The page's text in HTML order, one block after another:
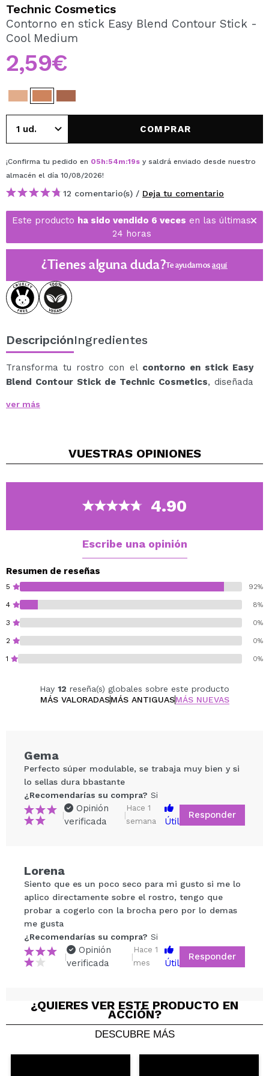
Al crear una cuenta en Maquillalia.com podrás realizar
tus compras rápidamente, revisar el estado de tus
Technic Cosmetics
Contorno en stick Easy Blend Contour Stick -
Cool Medium
2,59€
COMPRAR
¡Confirma tu pedido en 05h:54m:19s y saldrá enviado desde nuestro
almacén el día 10/08/2026!
12 comentario(s) / Deja tu comentario
Este producto ha sido vendido 6 veces en las últimas
24 horas
¿Tienes alguna duda?Te ayudamosaquí
DescripciónIngredientes
Transforma tu rostro con el contorno en stick Easy
Blend Contour Stick de Technic Cosmetics, diseñada
Su fórmula suave y cremosa se difumina
Ideal para quienes buscan resaltar sus pómulos,
Disponible en 3 tonos fríos: Cada tono está diseñado
para crear sombras naturales, dando forma y
definición a las áreas clave del rostro.
ver más
VUESTRAS OPINIONES
4.90
Escribe una opinión
Resumen de reseñas
5 92%
4 8%
3 0%
2 0%
1 0%
Hay 12 reseña(s) globales sobre este producto
MÁS VALORADASMÁS ANTIGUASMÁS NUEVAS
Tu vídeo podría ser el primero. Imagínatelo...
¿Recomendarías su compra?
5/5
ENVIAR
Gema
Perfecto súper modulable, se trabaja muy bien y si
lo sellas dura bbastante
¿Recomendarías su compra? Si
|
Opinión
verificada
|
Hace 1
semana
Útil
Responder
Lorena
Siento que es un poco seco para mi gusto si me lo
aplico directamente sobre el rostro, tengo que
probar a cogerlo con la brocha pero por lo demas
me gusta
¿Recomendarías su compra? Si
|
Opinión
verificada
|
Hace 1
mes
Útil
Responder
Maria Jose
Me ha gustado mucho, se difumina muy bien y deja
un tono muy natural
¿QUIERES VER ESTE PRODUCTO EN
ACCIÓN?
DESCUBRE MÁS